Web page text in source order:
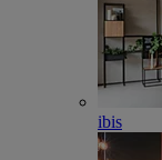
ibis